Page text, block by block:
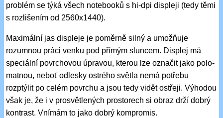
problém se týká všech notebooků s hi-dpi displeji (tedy těmi
s rozlišením od 2560x1440).
Maximální jas displeje je poměrně silný a umožňuje
rozumnou práci venku pod přímým sluncem. Displej má
speciální povrchovou úpravou, kterou lze označit jako polo-
matnou, neboť odlesky ostrého světla nemá potřebu
rozptýlit po celém povrchu a jsou tedy vidět ostřeji. Výhodou
však je, že i v prosvětlených prostorech si obraz drží dobrý
kontrast. Vnímám to jako dobrý kompromis.